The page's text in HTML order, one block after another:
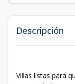
Descripción
Villas listas para